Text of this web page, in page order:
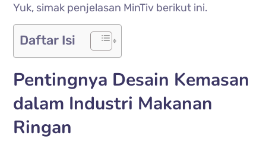
Yuk, simak penjelasan MinTiv berikut ini.
Daftar Isi
Pentingnya Desain Kemasan
dalam Industri Makanan
Ringan